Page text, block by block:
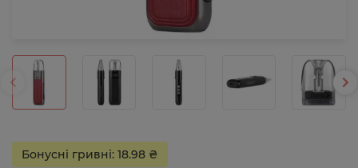
Бонусні гривні: 18.98 ₴